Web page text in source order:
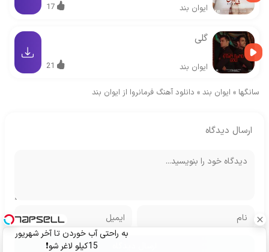
ایوان بند 17
گلی
ایوان بند 21
سانگها » ایوان بند » دانلود آهنگ فرمانروا از ایوان بند
ارسال دیدگاه
به راحتی آب خوردن تا آخر شهریور
15کیلو لاغر شو❗